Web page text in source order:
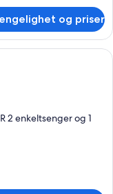
og priser
| Senger med
2 enkeltsenger og 1